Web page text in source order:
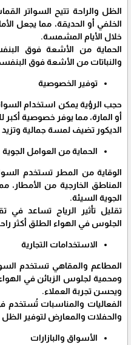
الظل والراحة تتيح السواتر
الخلفي أو الحديقة، مما يجعل
خلال الأيام المشمسة.
الحماية من الأشعة فوق
والنباتات من الأشعة فوق
توفير الخصوصية
حجب الرؤية يمكن استخدام
أو المارة، مما يوفر خصوصية أكبر
الديكور تضيف لمسة جمالية
الحماية من العوامل الجوية
الوقاية من المطر تستخدم
المناطق الخارجية من
الجوية السيئة.
تقليل تأثير الرياح تساعد في
الجلوس في الهواء الطلق أكثر
الاستخدامات التجارية
المطاعم والمقاهي تستخدم
ومحمية لجلوس الزبائن في
ويحسن تجربة العملاء.
الفعاليات والمناسبات تُستخدم
والحفلات والمعارض لتوفير
الأسواق والبازارات